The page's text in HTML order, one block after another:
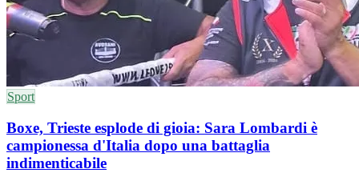
Sport
Boxe, Trieste esplode di gioia: Sara Lombardi è
campionessa d'Italia dopo una battaglia
indimenticabile